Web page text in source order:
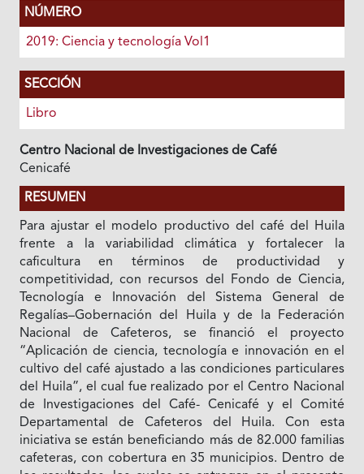
NÚMERO
2019: Ciencia y tecnología Vol1
SECCIÓN
Libro
Centro Nacional de Investigaciones de Café
Cenicafé
RESUMEN
Para ajustar el modelo productivo del café del Huila
frente a la variabilidad climática y fortalecer la
caficultura en términos de productividad y
competitividad, con recursos del Fondo de Ciencia,
Tecnología e Innovación del Sistema General de
Regalías–Gobernación del Huila y de la Federación
Nacional de Cafeteros, se financió el proyecto
“Aplicación de ciencia, tecnología e innovación en el
cultivo del café ajustado a las condiciones particulares
del Huila”, el cual fue realizado por el Centro Nacional
de Investigaciones del Café- Cenicafé y el Comité
Departamental de Cafeteros del Huila. Con esta
iniciativa se están beneficiando más de 82.000 familias
cafeteras, con cobertura en 35 municipios. Dentro de